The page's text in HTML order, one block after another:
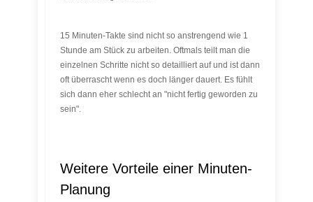
15 Minuten-Takte sind nicht so anstrengend wie 1
Stunde am Stück zu arbeiten. Oftmals teilt man die
einzelnen Schritte nicht so detailliert auf und ist dann
oft überrascht wenn es doch länger dauert. Es fühlt
sich dann eher schlecht an "nicht fertig geworden zu
sein".
Weitere Vorteile einer Minuten-
Planung